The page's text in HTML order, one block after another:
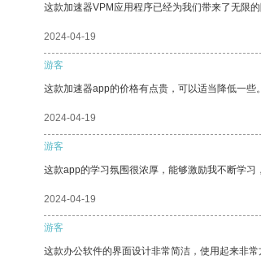
这款加速器VPM应用程序已经为我们带来了无限的
2024-04-19
游客
这款加速器app的价格有点贵，可以适当降低一些
2024-04-19
游客
这款app的学习氛围很浓厚，能够激励我不断学习
2024-04-19
游客
这款办公软件的界面设计非常简洁，使用起来非